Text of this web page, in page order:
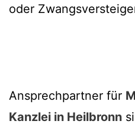
oder
Ansprechpartner für
Kanzlei in Heilbronn